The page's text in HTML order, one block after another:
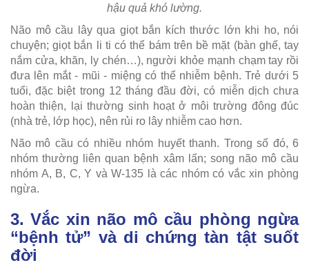
hậu quả khó lường.
Não mô cầu lây qua giọt bắn kích thước lớn khi ho, nói
chuyện; giọt bắn li ti có thể bám trên bề mặt (bàn ghế, tay
nắm cửa, khăn, ly chén…), người khỏe mạnh chạm tay rồi
đưa lên mắt - mũi - miệng có thể nhiễm bệnh. Trẻ dưới 5
tuổi, đặc biệt trong 12 tháng đầu đời, có miễn dịch chưa
hoàn thiện, lại thường sinh hoạt ở môi trường đông đúc
(nhà trẻ, lớp học), nên rủi ro lây nhiễm cao hơn.
Não mô cầu có nhiều nhóm huyết thanh. Trong số đó, 6
nhóm thường liên quan bệnh xâm lấn; song não mô cầu
nhóm A, B, C, Y và W-135 là các nhóm có vắc xin phòng
ngừa.
3. Vắc xin não mô cầu phòng ngừa
“bệnh tử” và di chứng tàn tật suốt
đời